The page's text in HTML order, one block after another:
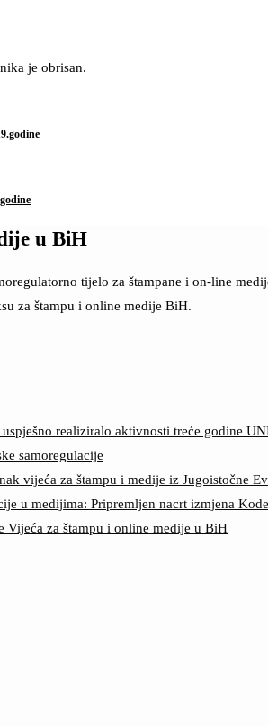
je obrisan.
u BiH
tijelo za štampane i on-line
za štampu i online medije BiH.
realiziralo aktivnosti treće godine
samoregulacije
vijeća za štampu i medije iz Jugoistočne
u medijima: Pripremljen nacrt izmjena
Vijeća za štampu i online medije u BiH